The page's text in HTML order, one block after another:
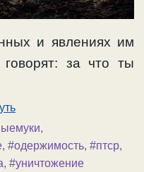
и явлениях им
за что ты
,
, #одержимость, #птср,
, #уничтожение